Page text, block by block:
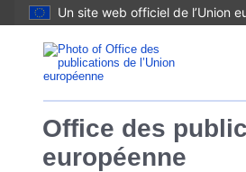
Un site web officiel de l’Union
Office des
européenne